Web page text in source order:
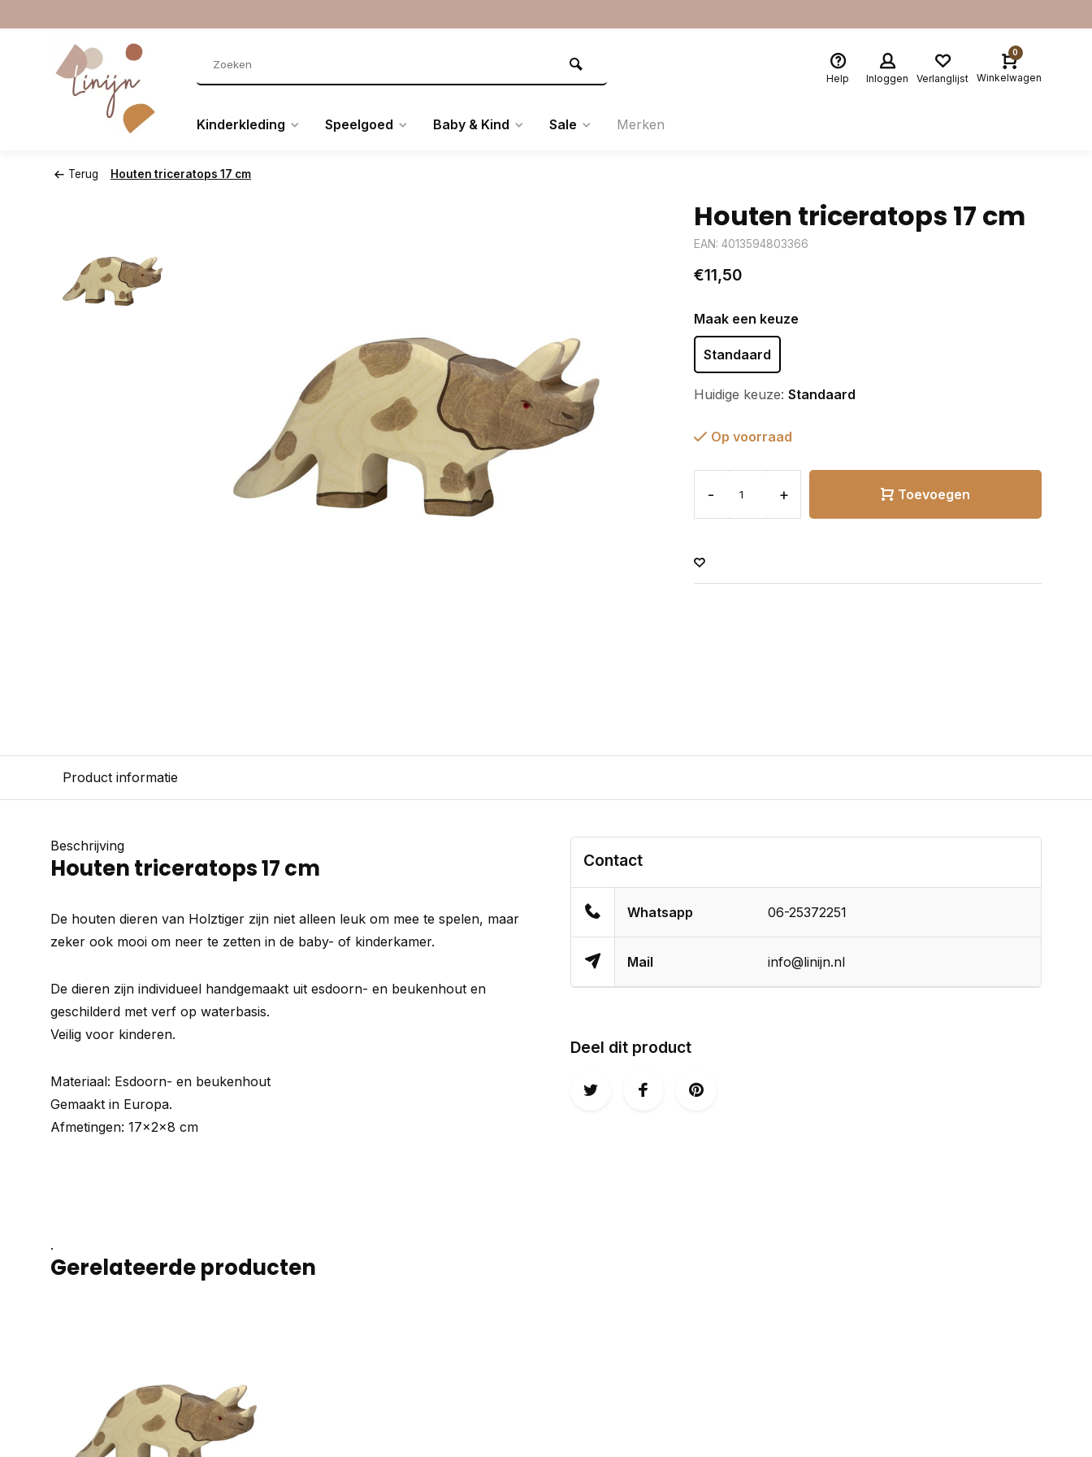
Help Inloggen Verlanglijst
0
Winkelwagen
Kinderkleding Speelgoed Baby & Kind Sale Merken
Terug Houten triceratops 17 cm
Houten triceratops 17 cm
EAN: 4013594803366
€11,50
Maak een keuze
Standaard
Huidige keuze: Standaard
Op voorraad
- + Toevoegen
Product informatie
Beschrijving
Houten triceratops 17 cm
De houten dieren van Holztiger zijn niet alleen leuk om mee te spelen, maar
zeker ook mooi om neer te zetten in de baby- of kinderkamer.
De dieren zijn individueel handgemaakt uit esdoorn- en beukenhout en
geschilderd met verf op waterbasis.
Veilig voor kinderen.
Materiaal: Esdoorn- en beukenhout
Gemaakt in Europa.
Afmetingen: 17x2x8 cm
Contact
Whatsapp 06-25372251
Mail info@linijn.nl
Deel dit product
.
Gerelateerde producten